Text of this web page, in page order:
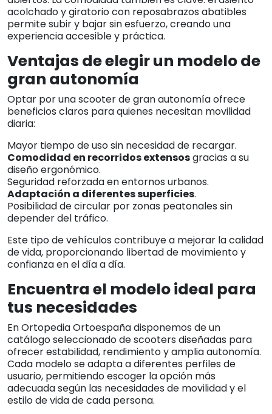
acolchado y giratorio con reposabrazos abatibles
permite subir y bajar sin esfuerzo, creando una
experiencia accesible y práctica.
Ventajas de elegir un modelo de
gran autonomía
Optar por una scooter de gran autonomía ofrece
beneficios claros para quienes necesitan movilidad
diaria:
Mayor tiempo de uso sin necesidad de recargar.
Comodidad en recorridos extensosgracias a su
diseño ergonómico.
Seguridad reforzada en entornos urbanos.
Adaptación a diferentes superficies.
Posibilidad de circular por zonas peatonales sin
depender del tráfico.
Este tipo de vehículos contribuye a mejorar la calidad
de vida, proporcionando libertad de movimiento y
confianza en el día a día.
Encuentra el modelo ideal para
tus necesidades
En Ortopedia Ortoespaña disponemos de un
catálogo seleccionado de scooters diseñadas para
ofrecer estabilidad, rendimiento y amplia autonomía.
Cada modelo se adapta a diferentes perfiles de
usuario, permitiendo escoger la opción más
adecuada según las necesidades de movilidad y el
estilo de vida de cada persona.